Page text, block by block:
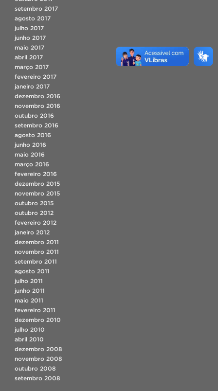
setembro 2017
agosto 2017
julho 2017
junho 2017
maio 2017
abril 2017
março 2017
fevereiro 2017
janeiro 2017
dezembro 2016
novembro 2016
outubro 2016
setembro 2016
agosto 2016
junho 2016
maio 2016
março 2016
fevereiro 2016
dezembro 2015
novembro 2015
outubro 2015
outubro 2012
fevereiro 2012
janeiro 2012
dezembro 2011
novembro 2011
setembro 2011
agosto 2011
julho 2011
junho 2011
maio 2011
fevereiro 2011
dezembro 2010
julho 2010
abril 2010
dezembro 2008
novembro 2008
outubro 2008
setembro 2008